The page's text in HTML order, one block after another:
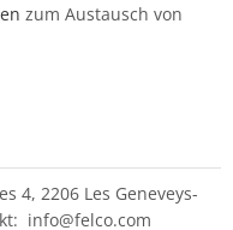
zum Austausch von
4, 2206 Les Geneveys-
info@felco.com